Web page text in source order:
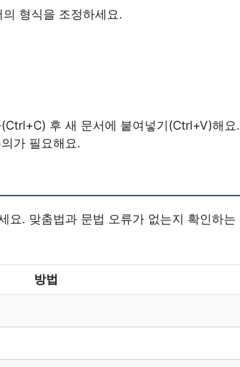
형식을 조정하세요.
후 새 문서에 붙여넣기(Ctrl+V)해요.
가 필요해요.
요. 맞춤법과 문법 오류가 없는지 확인하는
방법